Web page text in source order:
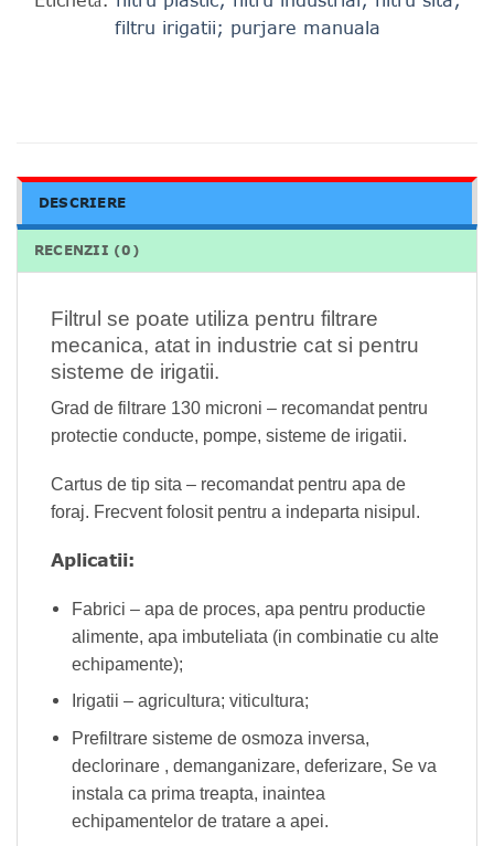
filtru irigatii; purjare manuala
DESCRIERE
RECENZII (0)
Filtrul se poate utiliza pentru filtrare
mecanica, atat in industrie cat si pentru
sisteme de irigatii.
Grad de filtrare 130 microni – recomandat pentru
protectie conducte, pompe, sisteme de irigatii.
Cartus de tip sita – recomandat pentru apa de
foraj. Frecvent folosit pentru a indeparta nisipul.
Aplicatii:
Fabrici – apa de proces, apa pentru productie
alimente, apa imbuteliata (in combinatie cu alte
echipamente);
Irigatii – agricultura; viticultura;
Prefiltrare sisteme de osmoza inversa,
declorinare , demanganizare, deferizare, Se va
instala ca prima treapta, inaintea
echipamentelor de tratare a apei.